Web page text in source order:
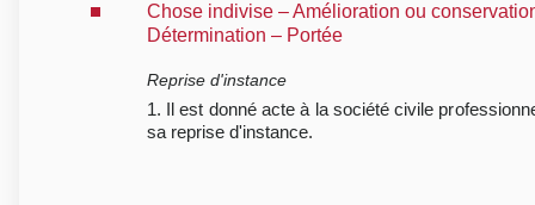
Chose indivise – Amélioration ou
Détermination – Portée
Reprise d'instance
1. Il est donné acte à la société civile
sa reprise d'instance.